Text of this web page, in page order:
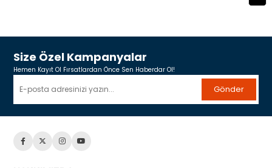
Size Özel Kampanyalar
Hemen Kayıt Ol Fırsatlardan Önce Sen Haberdar Ol!
Gönder